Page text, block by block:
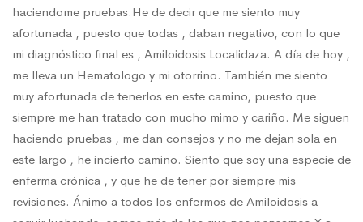
haciendome pruebas.He de decir que me siento muy
afortunada , puesto que todas , daban negativo, con lo que
mi diagnóstico final es , Amiloidosis Localidaza. A día de hoy ,
me lleva un Hematologo y mi otorrino. También me siento
muy afortunada de tenerlos en este camino, puesto que
siempre me han tratado con mucho mimo y cariño. Me siguen
haciendo pruebas , me dan consejos y no me dejan sola en
este largo , he incierto camino. Siento que soy una especie de
enferma crónica , y que he de tener por siempre mis
revisiones. Ánimo a todos los enfermos de Amiloidosis a